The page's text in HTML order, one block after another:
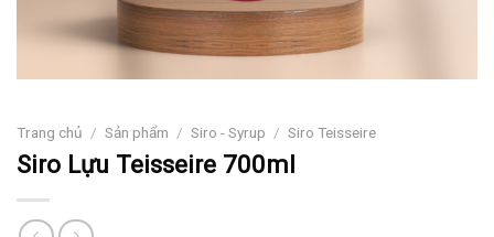
Trang chủ / Sản phẩm / Siro - Syrup / Siro Teisseire
Siro Lựu Teisseire 700ml